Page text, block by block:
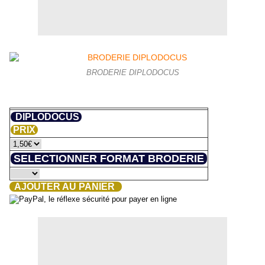
BRODERIE DIPLODOCUS
DIPLODOCUS
PRIX
SELECTIONNER FORMAT BRODERIE
AJOUTER AU PANIER